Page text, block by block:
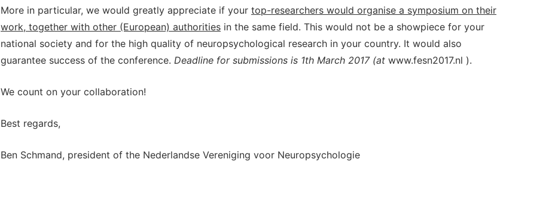
More in particular, we would greatly appreciate if your top-researchers would organise a symposium on their
work, together with other (European) authorities in the same field. This would not be a showpiece for your
national society and for the high quality of neuropsychological research in your country. It would also
guarantee success of the conference. Deadline for submissions is 1th March 2017 (at www.fesn2017.nl ).
We count on your collaboration!
Best regards,
Ben Schmand, president of the Nederlandse Vereniging voor Neuropsychologie